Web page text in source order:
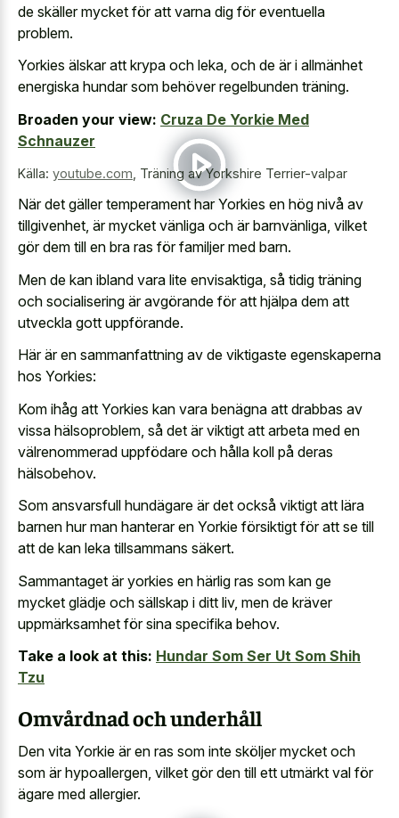
de skäller mycket för att varna dig för eventuella
problem.
Yorkies älskar att krypa och leka, och de är i allmänhet
energiska hundar som behöver regelbunden träning.
Broaden your view: Cruza De Yorkie Med
Schnauzer
Källa: youtube.com Träning av Yorkshire Terrier-valpar
När det gäller temperament har Yorkies en hög nivå av
tillgivenhet, är mycket vänliga och är barnvänliga, vilket
gör dem till en bra ras för familjer med barn.
Men de kan ibland vara lite envisaktiga, så tidig träning
och socialisering är avgörande för att hjälpa dem att
utveckla gott uppförande.
Här är en sammanfattning av de viktigaste egenskaperna
hos Yorkies:
Kom ihåg att Yorkies kan vara benägna att drabbas av
vissa hälsoproblem, så det är viktigt att arbeta med en
välrenommerad uppfödare och hålla koll på deras
hälsobehov.
Som ansvarsfull hundägare är det också viktigt att lära
barnen hur man hanterar en Yorkie försiktigt för att se till
att de kan leka tillsammans säkert.
Sammantaget är yorkies en härlig ras som kan ge
mycket glädje och sällskap i ditt liv, men de kräver
uppmärksamhet för sina specifika behov.
Take a look at this: Hundar Som Ser Ut Som Shih
Tzu
Omvårdnad och underhåll
Den vita Yorkie är en ras som inte sköljer mycket och
som är hypoallergen, vilket gör den till ett utmärkt val för
ägare med allergier.